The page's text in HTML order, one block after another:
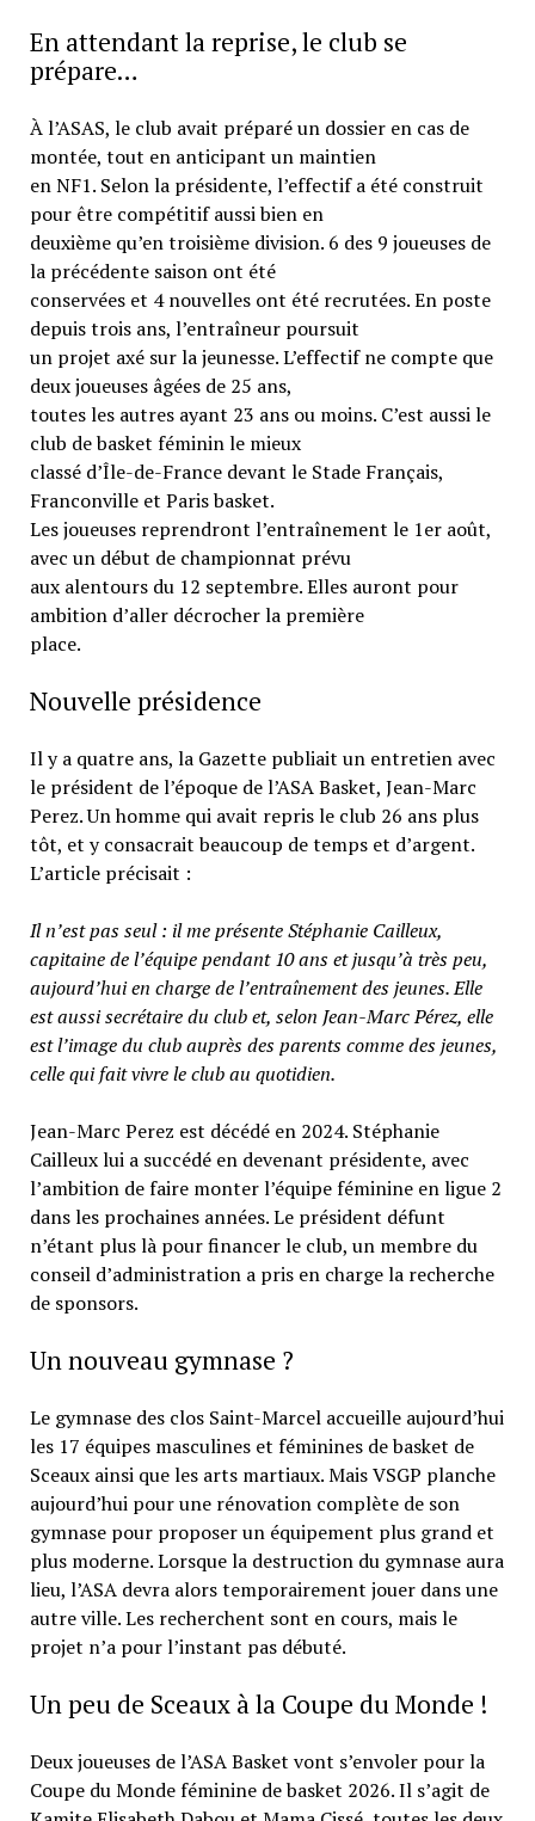
En attendant la reprise, le club se
prépare…
À l’ASAS, le club avait préparé un dossier en cas de
montée, tout en anticipant un maintien
en NF1. Selon la présidente, l’effectif a été construit
pour être compétitif aussi bien en
deuxième qu’en troisième division. 6 des 9 joueuses de
la précédente saison ont été
conservées et 4 nouvelles ont été recrutées. En poste
depuis trois ans, l’entraîneur poursuit
un projet axé sur la jeunesse. L’effectif ne compte que
deux joueuses âgées de 25 ans,
toutes les autres ayant 23 ans ou moins. C’est aussi le
club de basket féminin le mieux
classé d’Île-de-France devant le Stade Français,
Franconville et Paris basket.
Les joueuses reprendront l’entraînement le 1er août,
avec un début de championnat prévu
aux alentours du 12 septembre. Elles auront pour
ambition d’aller décrocher la première
place.
Nouvelle présidence
Il y a quatre ans, la Gazette publiait un entretien avec
le président de l’époque de l’ASA Basket, Jean-Marc
Perez. Un homme qui avait repris le club 26 ans plus
tôt, et y consacrait beaucoup de temps et d’argent.
L’article précisait :
Il n’est pas seul : il me présente Stéphanie Cailleux,
capitaine de l’équipe pendant 10 ans et jusqu’à très peu,
aujourd’hui en charge de l’entraînement des jeunes. Elle
est aussi secrétaire du club et, selon Jean-Marc Pérez, elle
est l’image du club auprès des parents comme des jeunes,
celle qui fait vivre le club au quotidien.
Jean-Marc Perez est décédé en 2024. Stéphanie
Cailleux lui a succédé en devenant présidente, avec
l’ambition de faire monter l’équipe féminine en ligue 2
dans les prochaines années. Le président défunt
n’étant plus là pour financer le club, un membre du
conseil d’administration a pris en charge la recherche
de sponsors.
Un nouveau gymnase ?
Le gymnase des clos Saint-Marcel accueille aujourd’hui
les 17 équipes masculines et féminines de basket de
Sceaux ainsi que les arts martiaux. Mais VSGP planche
aujourd’hui pour une rénovation complète de son
gymnase pour proposer un équipement plus grand et
plus moderne. Lorsque la destruction du gymnase aura
lieu, l’ASA devra alors temporairement jouer dans une
autre ville. Les recherchent sont en cours, mais le
projet n’a pour l’instant pas débuté.
Un peu de Sceaux à la Coupe du Monde !
Deux joueuses de l’ASA Basket vont s’envoler pour la
Coupe du Monde féminine de basket 2026. Il s’agit de